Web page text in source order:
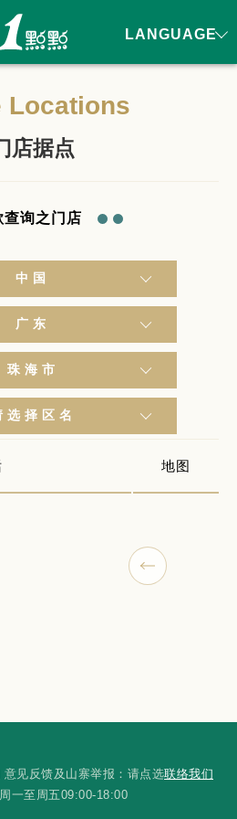
Locations
店据点
查询之门店
中国
广东
珠海市
选择区名
地图
意见反馈及山寨举报：请点选联络我们
一至周五09:00-18:00
LANGUAGE